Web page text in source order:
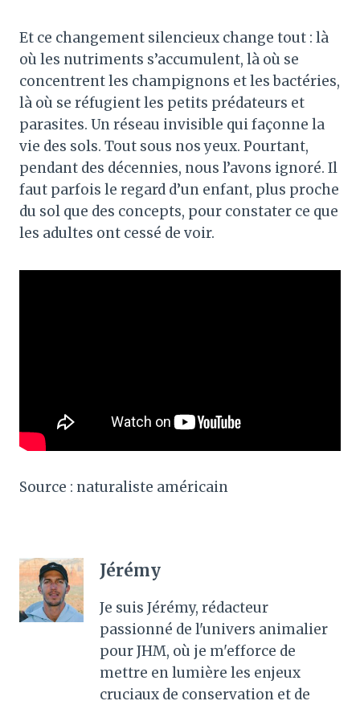
Et ce changement silencieux change tout : là
où les nutriments s’accumulent, là où se
concentrent les champignons et les bactéries,
là où se réfugient les petits prédateurs et
parasites. Un réseau invisible qui façonne la
vie des sols. Tout sous nos yeux. Pourtant,
pendant des décennies, nous l’avons ignoré. Il
faut parfois le regard d’un enfant, plus proche
du sol que des concepts, pour constater ce que
les adultes ont cessé de voir.
Source : naturaliste américain
Jérémy
Je suis Jérémy, rédacteur
passionné de l'univers animalier
pour JHM, où je m'efforce de
mettre en lumière les enjeux
cruciaux de conservation et de